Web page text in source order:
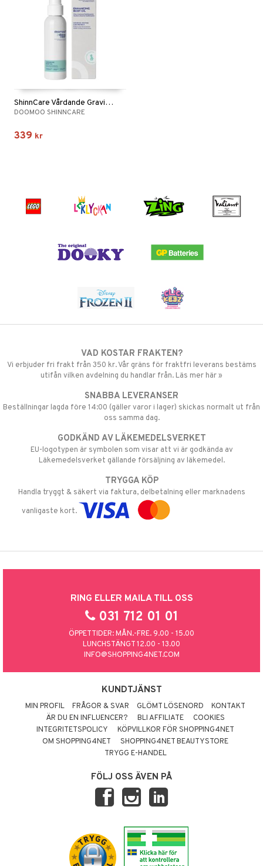
ShinnCare Vårdande Gravidolja 100 ml
DOOMOO SHINNCARE
339 kr
VAD KOSTAR FRAKTEN?
Vi erbjuder fri frakt från 350 kr. Vår gräns för fraktfri leverans bestäms
utifån vilken avdelning du handlar från. Läs mer här »
SNABBA LEVERANSER
Beställningar lagda före 14:00 (gäller varor i lager) skickas normalt ut från
oss samma dag.
GODKÄND AV LÄKEMEDELSVERKET
EU-logotypen är symbolen som visar att vi är godkända av
Läkemedelsverket gällande försäljning av läkemedel.
TRYGGA KÖP
Handla tryggt & säkert via faktura, delbetalning eller marknadens
vanligaste kort.
RING ELLER MAILA TILL OSS
031 712 01 01
ÖPPETTIDER: MÅN.-FRE. 9.00 - 15.00
LUNCHSTÄNGT 12.00 - 13.00
INFO@SHOPPING4NET.COM
KUNDTJÄNST
MIN PROFIL FRÅGOR & SVAR GLÖMT LÖSENORD
KONTAKT
ÄR DU EN INFLUENCER?
BLI AFFILIATE
COOKIES
INTEGRITETSPOLICY
KÖPVILLKOR FÖR SHOPPING4NET
OM SHOPPING4NET
SHOPPING4NET BEAUTYSTORE
TRYGG E-HANDEL
FÖLJ OSS ÄVEN PÅ